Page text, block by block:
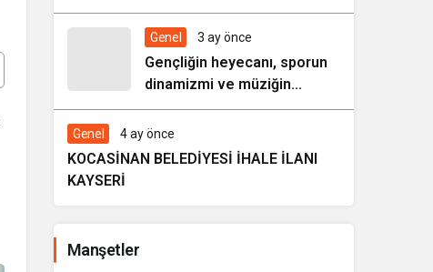
HAREZMİ PROJE ŞENLİĞİ”
Genel 3 ay önce
Gençliğin heyecanı, sporun
dinamizmi ve müziğin
coşkusu Kocasinan’da bir
araya geliyor!
Genel 4 ay önce
KOCASİNAN BELEDİYESİ İHALE İLANI
KAYSERİ
Manşetler